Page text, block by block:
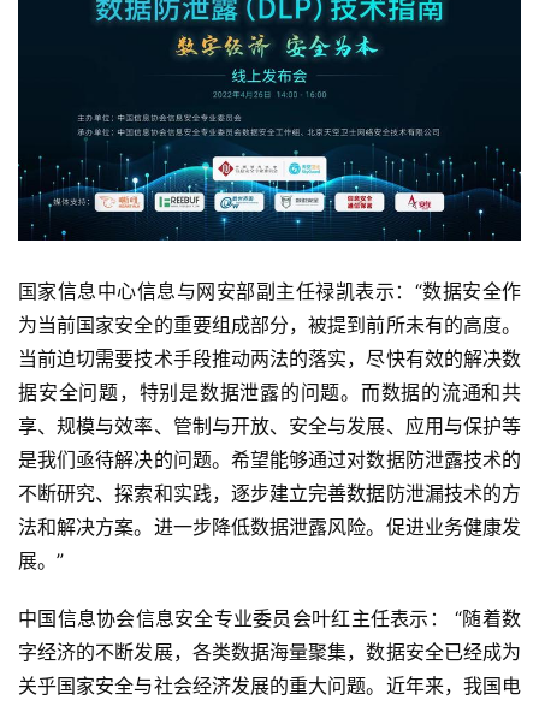
国家信息中心信息与网安部副主任禄凯表示：“数据安全作
为当前国家安全的重要组成部分，被提到前所未有的高度。
当前迫切需要技术手段推动两法的落实，尽快有效的解决数
据安全问题，特别是数据泄露的问题。而数据的流通和共
享、规模与效率、管制与开放、安全与发展、应用与保护等
是我们亟待解决的问题。希望能够通过对数据防泄露技术的
不断研究、探索和实践，逐步建立完善数据防泄漏技术的方
法和解决方案。进一步降低数据泄露风险。促进业务健康发
展。”
中国信息协会信息安全专业委员会叶红主任表示： “随着数
字经济的不断发展，各类数据海量聚集，数据安全已经成为
关乎国家安全与社会经济发展的重大问题。近年来，我国电